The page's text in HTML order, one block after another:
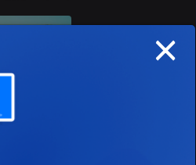
11 jul. 2026
Do Castelo de
×